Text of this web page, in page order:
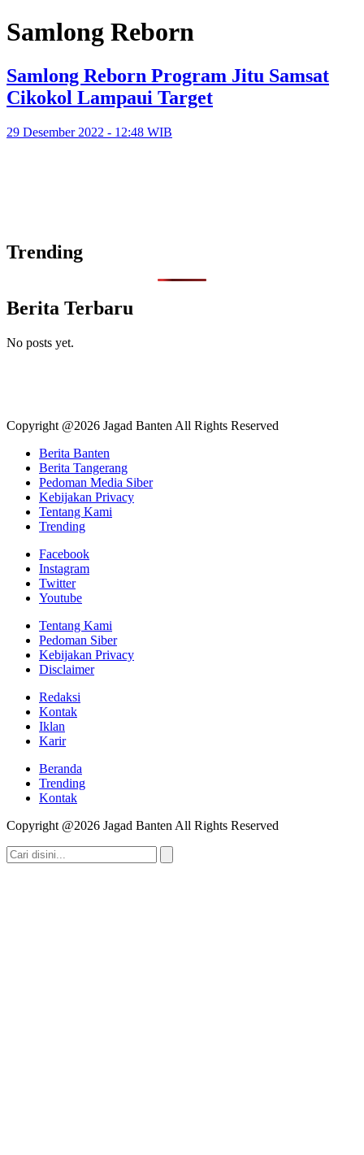
Samlong Reborn
Samlong Reborn Program Jitu Samsat
Cikokol Lampaui Target
29 Desember 2022 - 12:48 WIB
Trending
Berita Terbaru
No posts yet.
Copyright @2026 Jagad Banten All Rights Reserved
Berita Banten
Berita Tangerang
Pedoman Media Siber
Kebijakan Privacy
Tentang Kami
Trending
Facebook
Instagram
Twitter
Youtube
Tentang Kami
Pedoman Siber
Kebijakan Privacy
Disclaimer
Redaksi
Kontak
Iklan
Karir
Beranda
Trending
Kontak
Copyright @2026 Jagad Banten All Rights Reserved